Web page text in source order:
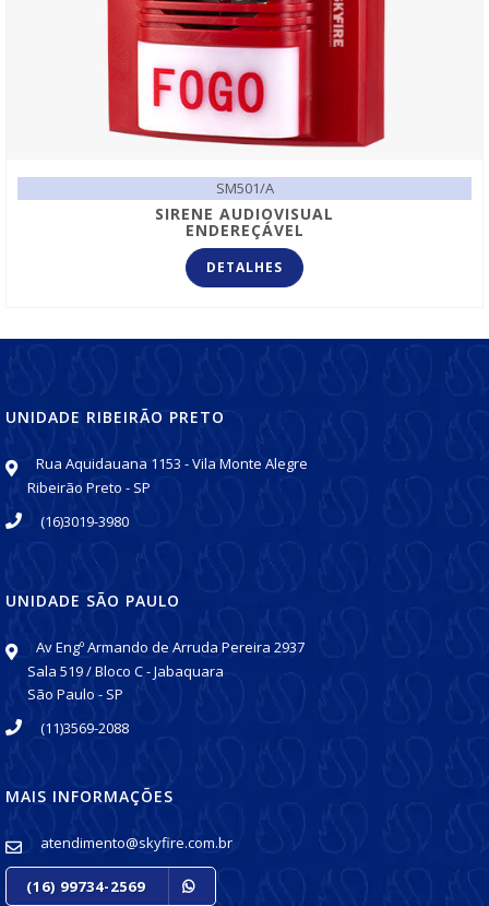
SM501/A
SIRENE AUDIOVISUAL
ENDEREÇÁVEL
DETALHES
UNIDADE RIBEIRÃO PRETO
Rua Aquidauana 1153 - Vila Monte Alegre
Ribeirão Preto - SP
(16)3019-3980
UNIDADE SÃO PAULO
Av Engº Armando de Arruda Pereira 2937
Sala 519 / Bloco C - Jabaquara
São Paulo - SP
(11)3569-2088
MAIS INFORMAÇÕES
atendimento@skyfire.com.br
(16) 99734-2569